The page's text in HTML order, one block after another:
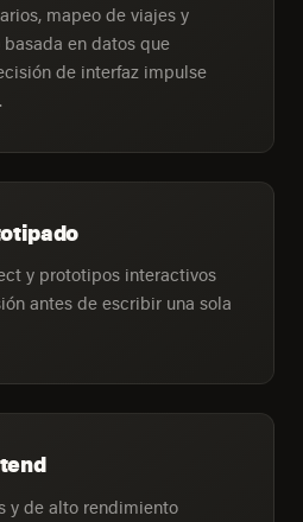
mapeo de viajes y
en datos que
de interfaz impulse
y prototipos interactivos
antes de escribir una sola
y de alto rendimiento